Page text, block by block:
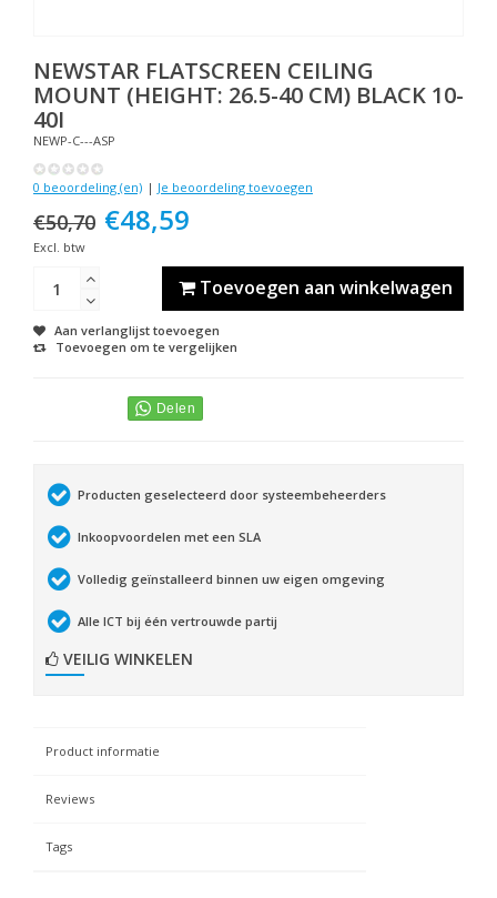
NEWSTAR FLATSCREEN CEILING
MOUNT (HEIGHT: 26.5-40 CM) BLACK 10-
40I
NEWP-C---ASP
0 beoordeling (en) | Je beoordeling toevoegen
€50,70 €48,59
Excl. btw
Toevoegen aan winkelwagen
Aan verlanglijst toevoegen
Toevoegen om te vergelijken
Producten geselecteerd door systeembeheerders
Inkoopvoordelen met een SLA
Volledig geïnstalleerd binnen uw eigen omgeving
Alle ICT bij één vertrouwde partij
VEILIG WINKELEN
Product informatie
Reviews
Tags